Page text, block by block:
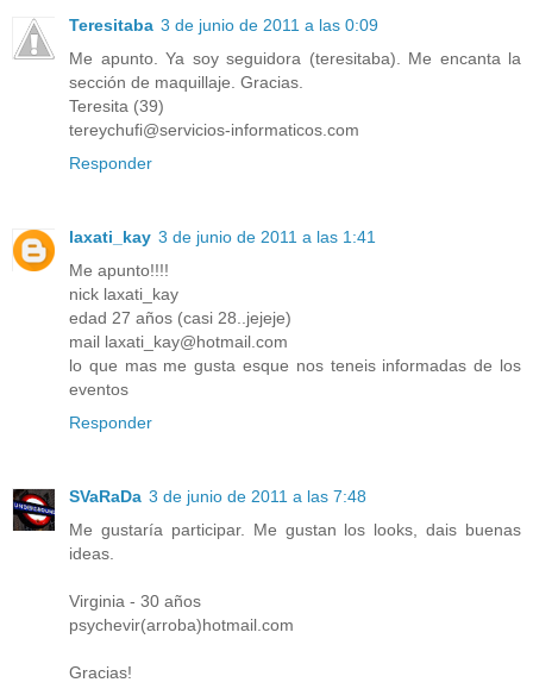
Teresitaba 3 de junio de 2011 a las 0:09
Me apunto. Ya soy seguidora (teresitaba). Me encanta la
sección de maquillaje. Gracias.
Teresita (39)
tereychufi@servicios-informaticos.com
Responder
laxati_kay 3 de junio de 2011 a las 1:41
Me apunto!!!!
nick laxati_kay
edad 27 años (casi 28..jejeje)
mail laxati_kay@hotmail.com
lo que mas me gusta esque nos teneis informadas de los
eventos
Responder
SVaRaDa 3 de junio de 2011 a las 7:48
Me gustaría participar. Me gustan los looks, dais buenas
ideas.
Virginia - 30 años
psychevir(arroba)hotmail.com
Gracias!